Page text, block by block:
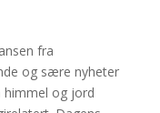
fra
og sære nyheter
himmel og jord